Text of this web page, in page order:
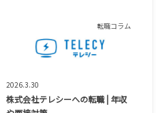
転職コラム
2026.3.30
株式会社テレシーへの転職 | 年収